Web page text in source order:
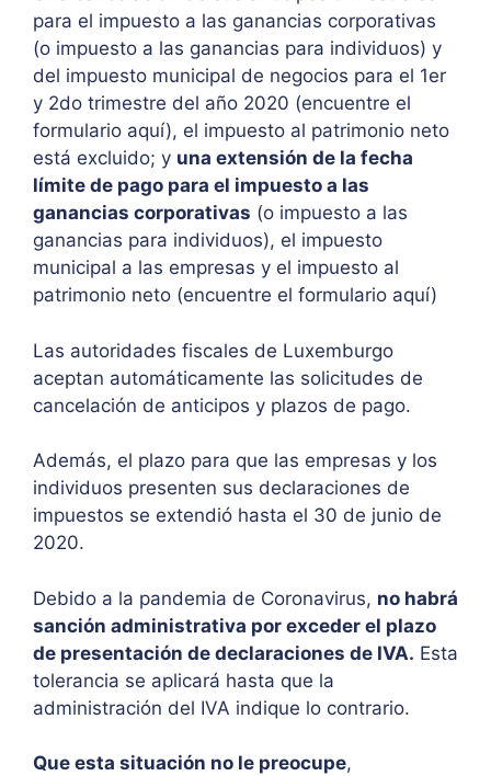
para el impuesto a las ganancias corporativas
(o impuesto a las ganancias para individuos) y
del impuesto municipal de negocios para el 1er
y 2do trimestre del año 2020 (encuentre el
formulario aquí), el impuesto al patrimonio neto
está excluido; y una extensión de la fecha
límite de pago para el impuesto a las
ganancias corporativas (o impuesto a las
ganancias para individuos), el impuesto
municipal a las empresas y el impuesto al
patrimonio neto (encuentre el formulario aquí)
Las autoridades fiscales de Luxemburgo
aceptan automáticamente las solicitudes de
cancelación de anticipos y plazos de pago.
Además, el plazo para que las empresas y los
individuos presenten sus declaraciones de
impuestos se extendió hasta el 30 de junio de
2020.
Debido a la pandemia de Coronavirus, no habrá
sanción administrativa por exceder el plazo
de presentación de declaraciones de IVA. Esta
tolerancia se aplicará hasta que la
administración del IVA indique lo contrario.
Que esta situación no le preocupe,